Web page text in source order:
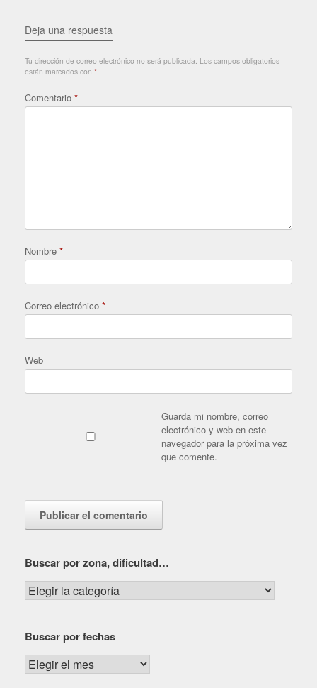
Deja una respuesta
Tu dirección de correo electrónico no será publicada. Los campos obligatorios
están marcados con *
Comentario *
Nombre *
Correo electrónico *
Web
Guarda mi nombre, correo
electrónico y web en este
navegador para la próxima vez
que comente.
Buscar por zona, dificultad…
Buscar
por
dificultad…
Buscar por fechas
Buscar
por